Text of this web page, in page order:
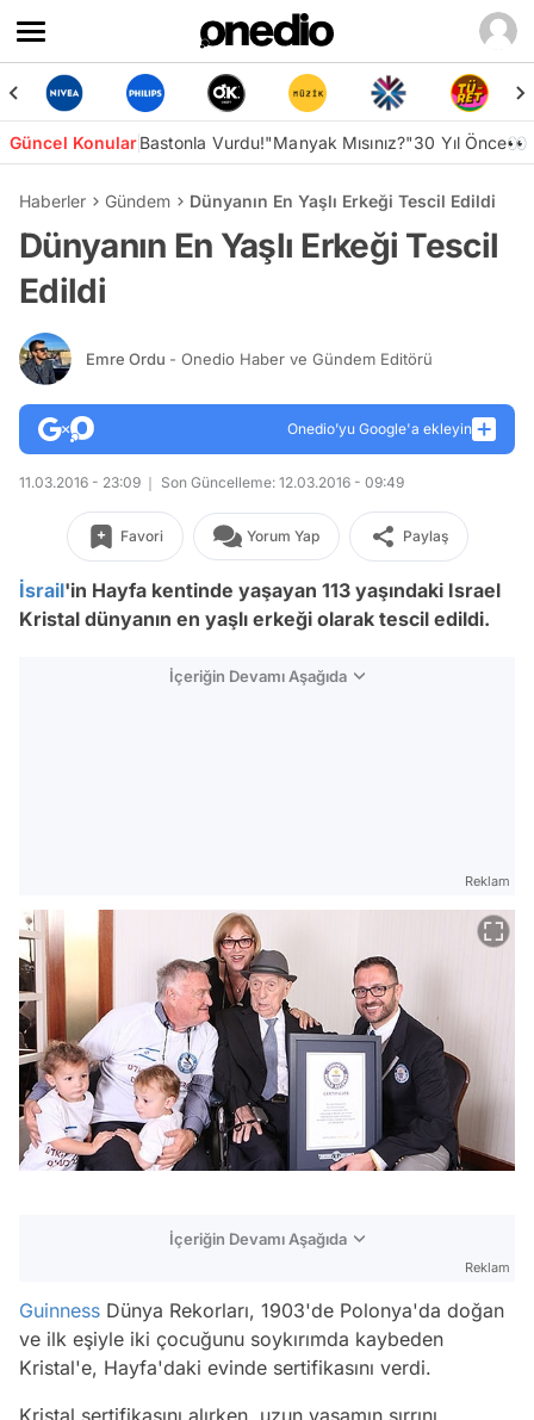
Güncel KonularBastonla Vurdu!"Manyak Mısınız?"30 Yıl Önce👀
Haberler Gündem Dünyanın En Yaşlı Erkeği Tescil Edildi
Dünyanın En Yaşlı Erkeği Tescil
Edildi
Emre Ordu - Onedio Haber ve Gündem Editörü
Onedio’yu Google'a ekleyin
11.03.2016 - 23:09 Son Güncelleme: 12.03.2016 - 09:49
Favori Yorum Yap Paylaş
İsrail'in Hayfa kentinde yaşayan 113 yaşındaki Israel
Kristal dünyanın en yaşlı erkeği olarak tescil edildi.
İçeriğin Devamı Aşağıda
Reklam
İçeriğin Devamı Aşağıda
Reklam
Guinness Dünya Rekorları, 1903'de Polonya'da doğan
ve ilk eşiyle iki çocuğunu soykırımda kaybeden
Kristal'e, Hayfa'daki evinde sertifikasını verdi.